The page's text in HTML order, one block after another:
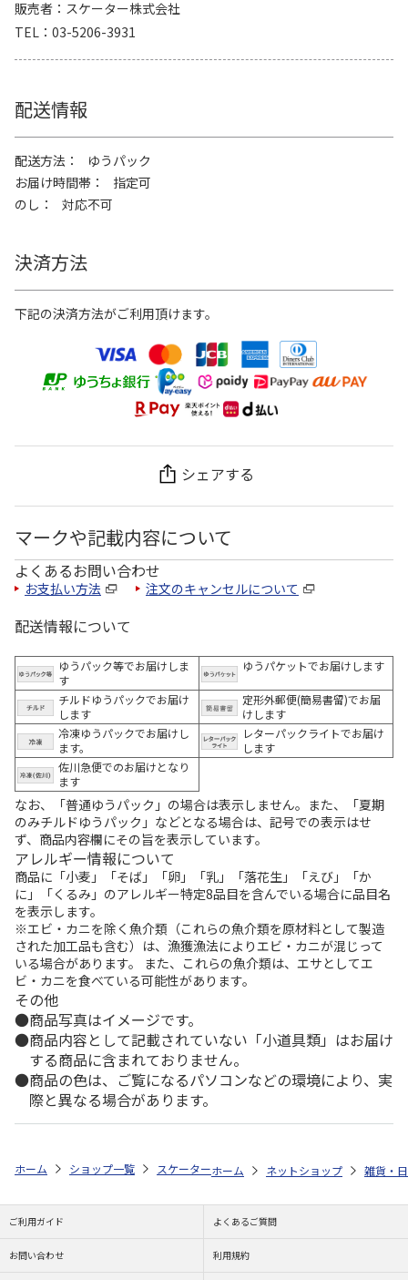
販売者
スケーター株式会社
TEL
03-5206-3931
配送情報
配送方法
ゆうパック
お届け時間帯
指定可
のし
対応不可
決済方法
下記の決済方法がご利用頂けます。
シェアする
マークや記載内容について
よくあるお問い合わせ
お支払い方法 注文のキャンセルについて
配送情報について
ゆうパック等でお届けしま
す
ゆうパケットでお届けします
チルドゆうパックでお届け
します
定形外郵便(簡易書留)でお届
けします
冷凍ゆうパックでお届けし
ます。
レターパックライトでお届け
します
佐川急便でのお届けとなり
ます
なお、「普通ゆうパック」の場合は表示しません。また、「夏期
のみチルドゆうパック」などとなる場合は、記号での表示はせ
ず、商品内容欄にその旨を表示しています。
アレルギー情報について
商品に「小麦」「そば」「卵」「乳」「落花生」「えび」「か
に」「くるみ」のアレルギー特定8品目を含んでいる場合に品目名
を表示します。
※エビ・カニを除く魚介類（これらの魚介類を原材料として製造
された加工品も含む）は、漁獲漁法によりエビ・カニが混じって
いる場合があります。 また、これらの魚介類は、エサとしてエ
ビ・カニを食べている可能性があります。
その他
商品写真はイメージです。
商品内容として記載されていない「小道具類」はお届け
する商品に含まれておりません。
商品の色は、ご覧になるパソコンなどの環境により、実
際と異なる場合があります。
ホーム ショップ一覧 スケーター アクリルコップ PEANUTS カラー
ホーム ネットショップ 雑貨・
ご利用ガイド よくあるご質問
お問い合わせ 利用規約